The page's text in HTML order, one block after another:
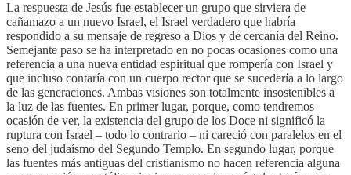
La respuesta de Jesús fue establecer un grupo que sirviera de
cañamazo a un nuevo Israel, el Israel verdadero que habría
respondido a su mensaje de regreso a Dios y de cercanía del Reino.
Semejante paso se ha interpretado en no pocas ocasiones como una
referencia a una nueva entidad espiritual que rompería con Israel y
que incluso contaría con un cuerpo rector que se sucedería a lo largo
de las generaciones. Ambas visiones son totalmente insostenibles a
la luz de las fuentes. En primer lugar, porque, como tendremos
ocasión de ver, la existencia del grupo de los Doce ni significó la
ruptura con Israel – todo lo contrario – ni careció con paralelos en el
seno del judaísmo del Segundo Templo. En segundo lugar, porque
las fuentes más antiguas del cristianismo no hacen referencia alguna